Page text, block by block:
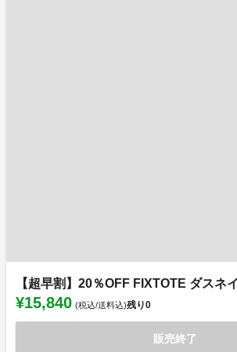
【超早割】20％OFF FIXTOTE ダスネ
¥15,840 (税込/送料込)残り0
販売終了